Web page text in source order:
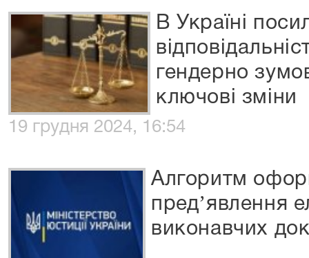
В Україні
гендерно
ключові зміни
19 грудня 2024, 16:54
Алгоритм
предʼявлення
виконавчих